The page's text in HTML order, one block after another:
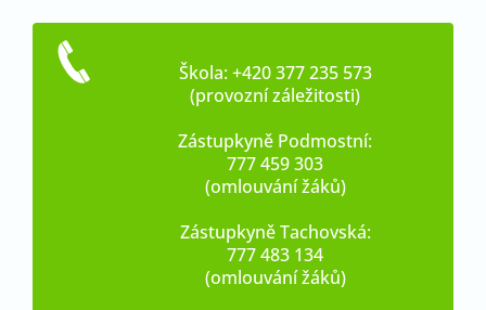
Škola: +420 377 235 573
(provozní záležitosti)
Zástupkyně Podmostní:
777 459 303
(omlouvání žáků)
Zástupkyně Tachovská:
777 483 134
(omlouvání žáků)